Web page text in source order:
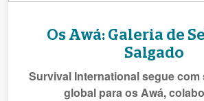
Os Awá: Galeria de
Salgado
Survival International segue com
global para os Awá,